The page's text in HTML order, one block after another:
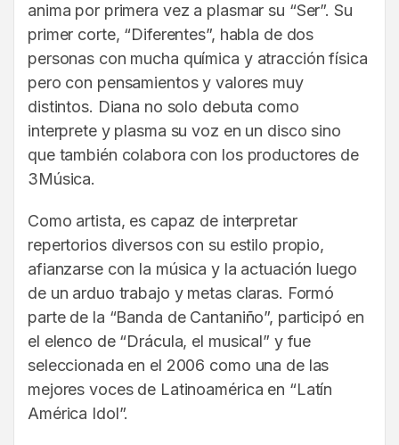
anima por primera vez a plasmar su “Ser”. Su
primer corte, “Diferentes”, habla de dos
personas con mucha química y atracción física
pero con pensamientos y valores muy
distintos. Diana no solo debuta como
interprete y plasma su voz en un disco sino
que también colabora con los productores de
3Música.
Como artista, es capaz de interpretar
repertorios diversos con su estilo propio,
afianzarse con la música y la actuación luego
de un arduo trabajo y metas claras. Formó
parte de la “Banda de Cantaniño”, participó en
el elenco de “Drácula, el musical” y fue
seleccionada en el 2006 como una de las
mejores voces de Latinoamérica en “Latín
América Idol”.